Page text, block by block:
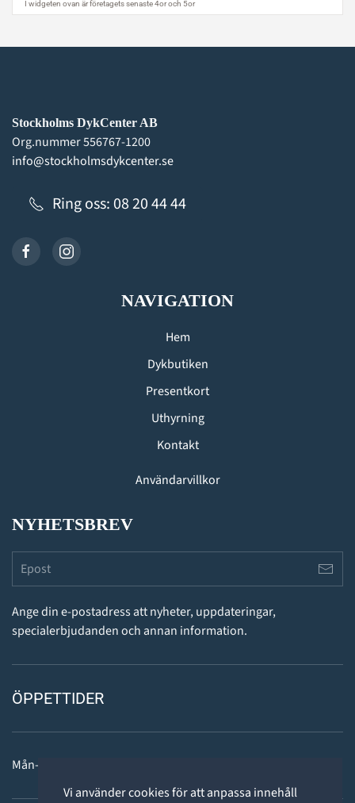
Vi använder cookies för att anpassa innehåll
Stockholms DykCenter AB
Org.nummer 556767-1200
info@stockholmsdykcenter.se
Ring oss: 08 20 44 44
NAVIGATION
Hem
Dykbutiken
Presentkort
Uthyrning
Kontakt
Användarvillkor
NYHETSBREV
Ange din e-postadress att nyheter, uppdateringar,
specialerbjudanden och annan information.
ÖPPETTIDER
Mån-fre: 11 - 18